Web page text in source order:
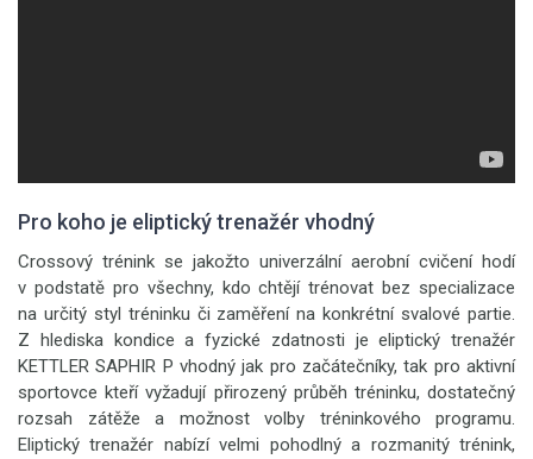
Pro koho je eliptický trenažér vhodný
Crossový trénink se jakožto univerzální aerobní cvičení hodí
v podstatě pro všechny, kdo chtějí trénovat bez specializace
na určitý styl tréninku či zaměření na konkrétní svalové partie.
Z hlediska kondice a fyzické zdatnosti je eliptický trenažér
KETTLER SAPHIR P vhodný jak pro začátečníky, tak pro aktivní
sportovce kteří vyžadují přirozený průběh tréninku, dostatečný
rozsah zátěže a možnost volby tréninkového programu.
Eliptický trenažér nabízí velmi pohodlný a rozmanitý trénink,